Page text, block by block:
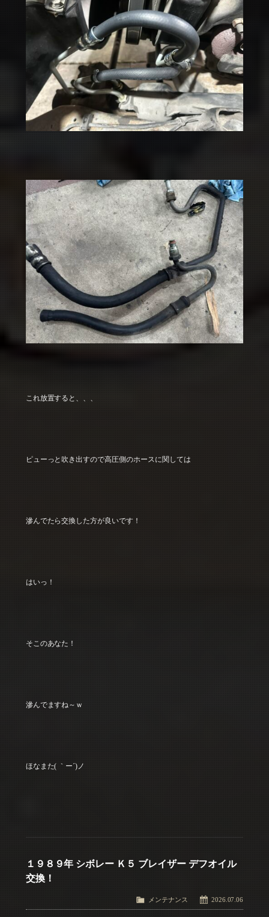
これ放置すると、、、
ピューっと吹き出すので高圧側のホースに関しては
滲んでたら交換した方が良いです！
はいっ！
そこのあなた！
滲んでますね～ｗ
ほなまた( ｀ー´)ノ
１９８９年 シボレー Ｋ５ ブレイザー デフオイル
交換！
2026.07.06
メンテナンス